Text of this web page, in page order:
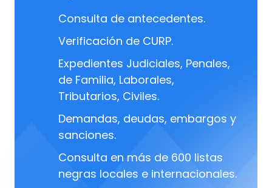
Consulta de antecedentes.
Verificación de CURP.
Expedientes Judiciales, Penales,
de Familia, Laborales,
Tributarios, Civiles.
Demandas, deudas, embargos y
sanciones.
Consulta en más de 600 listas
negras locales e internacionales.